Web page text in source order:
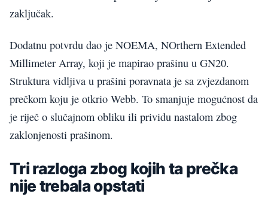
zaključak.
Dodatnu potvrdu dao je NOEMA, NOrthern Extended
Millimeter Array, koji je mapirao prašinu u GN20.
Struktura vidljiva u prašini poravnata je sa zvjezdanom
prečkom koju je otkrio Webb. To smanjuje mogućnost da
je riječ o slučajnom obliku ili prividu nastalom zbog
zaklonjenosti prašinom.
Tri razloga zbog kojih ta prečka
nije trebala opstati